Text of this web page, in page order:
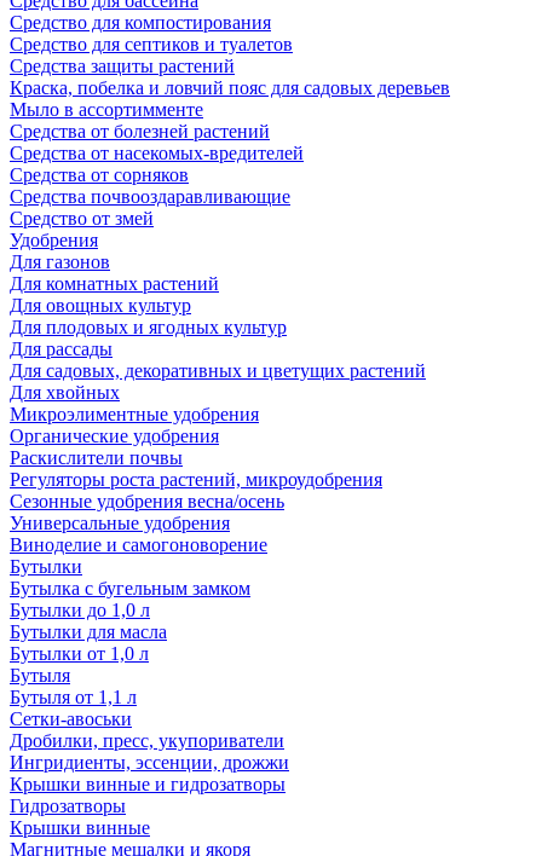
Средство для компостирования
Средство для септиков и туалетов
Средства защиты растений
Краска, побелка и ловчий пояс для садовых деревьев
Мыло в ассортимменте
Средства от болезней растений
Средства от насекомых-вредителей
Средства от сорняков
Средства почвооздаравливающие
Средство от змей
Удобрения
Для газонов
Для комнатных растений
Для овощных культур
Для плодовых и ягодных культур
Для рассады
Для садовых, декоративных и цветущих растений
Для хвойных
Микроэлиментные удобрения
Органические удобрения
Раскислители почвы
Регуляторы роста растений, микроудобрения
Сезонные удобрения весна/осень
Универсальные удобрения
Виноделие и самогоноворение
Бутылки
Бутылка с бугельным замком
Бутылки до 1,0 л
Бутылки для масла
Бутылки от 1,0 л
Бутыля
Бутыля от 1,1 л
Сетки-авоськи
Дробилки, пресс, укупориватели
Ингридиенты, эссенции, дрожжи
Крышки винные и гидрозатворы
Гидрозатворы
Крышки винные
Магнитные мешалки и якоря